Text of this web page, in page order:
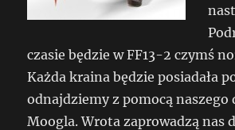
czasie będzie w FF13-2 czymś
Każda kraina będzie posiadała
odnajdziemy z pomocą naszego
Moogla. Wrota zaprowadzą nas